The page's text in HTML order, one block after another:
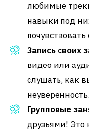
любимые
навыки под
почувствовать
Запись своих
видео или
слушать, как
неуверенность.
Групповые
друзьями! Это